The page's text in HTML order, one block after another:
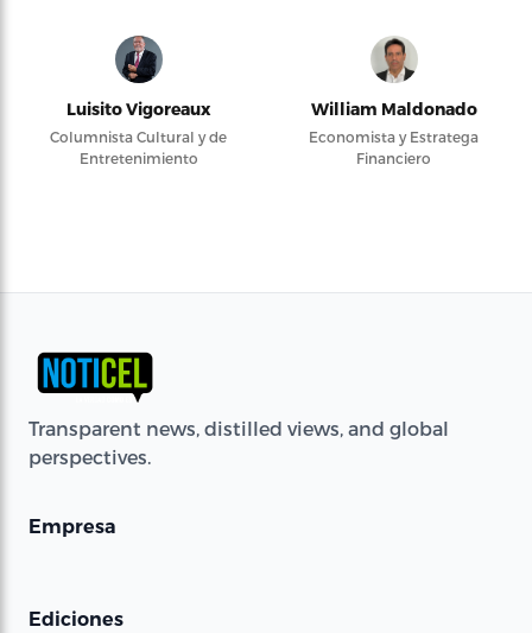
Luisito Vigoreaux
Columnista Cultural y de
Entretenimiento
William Maldonado
Economista y Estratega
Financiero
Transparent news, distilled views, and global
perspectives.
Empresa
Ediciones